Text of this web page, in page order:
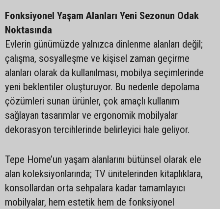
Fonksiyonel Yaşam Alanları Yeni Sezonun Odak
Noktasında
Evlerin günümüzde yalnızca dinlenme alanları değil;
çalışma, sosyalleşme ve kişisel zaman geçirme
alanları olarak da kullanılması, mobilya seçimlerinde
yeni beklentiler oluşturuyor. Bu nedenle depolama
çözümleri sunan ürünler, çok amaçlı kullanım
sağlayan tasarımlar ve ergonomik mobilyalar
dekorasyon tercihlerinde belirleyici hale geliyor.
Tepe Home’un yaşam alanlarını bütünsel olarak ele
alan koleksiyonlarında; TV ünitelerinden kitaplıklara,
konsollardan orta sehpalara kadar tamamlayıcı
mobilyalar, hem estetik hem de fonksiyonel